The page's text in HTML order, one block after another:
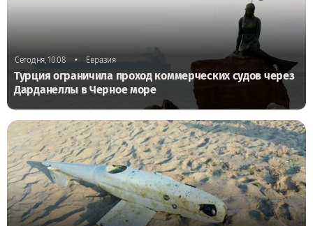
Сегодня, 10:08 • Евразия
Турция ограничила проход коммерческих судов через
Дарданеллы в Черное море